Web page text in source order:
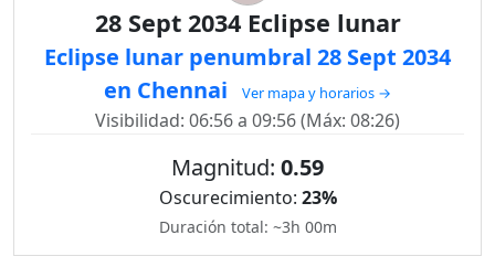
28 Sept 2034 Eclipse lunar
Eclipse lunar penumbral 28 Sept 2034
en Chennai
Ver mapa y horarios →
Visibilidad: 06:56 a 09:56 (Máx: 08:26)
Magnitud: 0.59
Oscurecimiento: 23%
Duración total: ~3h 00m